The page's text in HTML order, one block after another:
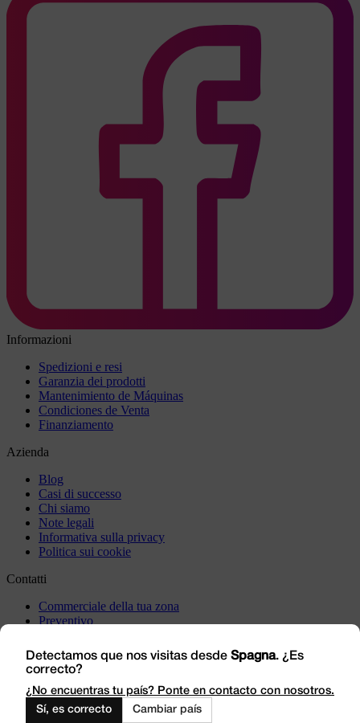
Informazioni
Spedizioni e resi
Garanzia dei prodotti
Mantenimiento de Máquinas
Condiciones de Venta
Finanziamento
Azienda
Blog
Casi di successo
Chi siamo
Note legali
Informativa sulla privacy
Politica sui cookie
Contatti
Commerciale della tua zona
Preventivo
Vieni a trovarci
Lavora con noi
Outlet
Detectamos que nos visitas desde Spagna. ¿Es
correcto?
¿No encuentras tu país? Ponte en contacto con nosotros.
Sí, es correcto
Cambiar país